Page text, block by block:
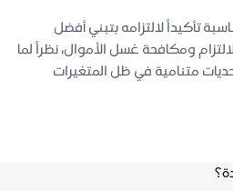
تأكيداً لالتزامه بتبني أفضل
ومكافحة غسل الأموال، نظراً لما
متنامية في ظل المتغيرات